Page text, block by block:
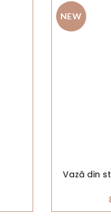
NEW
Vază din